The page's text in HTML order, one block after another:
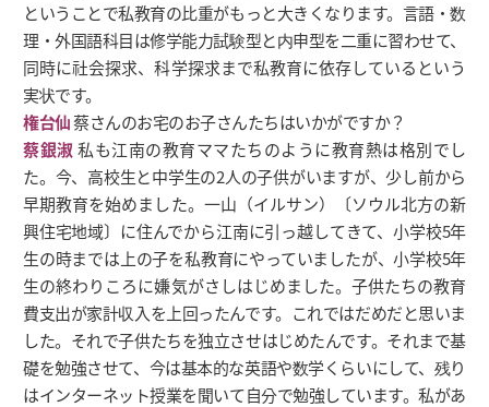
ということで私教育の比重がもっと大きくなります。言語・数
理・外国語科目は修学能力試験型と内申型を二重に習わせて、
同時に社会探求、科学探求まで私教育に依存しているという
実状です。
権台仙蔡さんのお宅のお子さんたちはいかがですか？
蔡銀淑 私も江南の教育ママたちのように教育熱は格別でし
た。今、高校生と中学生の2人の子供がいますが、少し前から
早期教育を始めました。一山（イルサン）〔ソウル北方の新
興住宅地域〕に住んでから江南に引っ越してきて、小学校5年
生の時までは上の子を私教育にやっていましたが、小学校5年
生の終わりころに嫌気がさしはじめました。子供たちの教育
費支出が家計収入を上回ったんです。これではだめだと思いま
した。それで子供たちを独立させはじめたんです。それまで基
礎を勉強させて、今は基本的な英語や数学くらいにして、残り
はインターネット授業を聞いて自分で勉強しています。私があ